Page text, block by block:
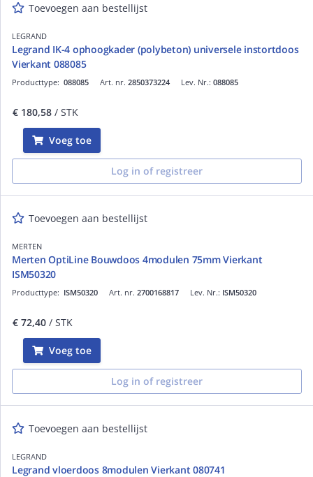
Toevoegen aan bestellijst
LEGRAND
Legrand IK-4 ophoogkader (polybeton) universele instortdoos
Vierkant 088085
Art. nr. 2850373224
Producttype: 088085 Lev. Nr.: 088085
€ 180,58 / STK
Voeg toe
Log in of registreer
Toevoegen aan bestellijst
MERTEN
Merten OptiLine Bouwdoos 4modulen 75mm Vierkant
ISM50320
Art. nr. 2700168817
Producttype: ISM50320 Lev. Nr.: ISM50320
€ 72,40 / STK
Voeg toe
Log in of registreer
Toevoegen aan bestellijst
LEGRAND
Legrand vloerdoos 8modulen Vierkant 080741